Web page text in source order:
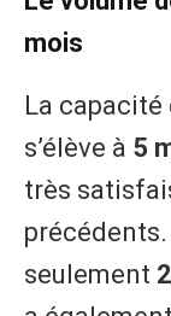
mois
La
s’élève à 5
très
seulement